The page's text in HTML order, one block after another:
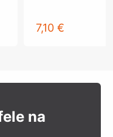
7,10 €
na